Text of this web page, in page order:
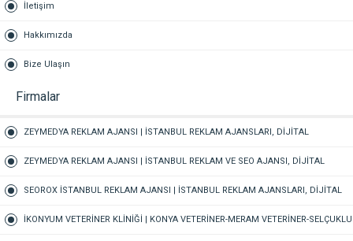
İletişim
Hakkımızda
Bize Ulaşın
Firmalar
ZEYMEDYA REKLAM AJANSI | İSTANBUL REKLAM AJANSLARI, DİJİTAL
PAZARLAMA AJANSI, SEO AJANSI & SOSYAL MEDYA AJANSI, 360 REKLAM
ZEYMEDYA REKLAM AJANSI | İSTANBUL REKLAM VE SEO AJANSI, DİJİTAL
PAZARLAMA AJANSI, SOSYAL MEDYA AJANSI, 360 REKLAM
SEOROX İSTANBUL REKLAM AJANSI | İSTANBUL REKLAM AJANSLARI, DİJİTAL
PAZARLAMA AJANSI, SEO AJANSI & SOSYAL MEDYA AJANSI
İKONYUM VETERİNER KLİNİĞİ | KONYA VETERİNER-MERAM VETERİNER-SELÇUKLU